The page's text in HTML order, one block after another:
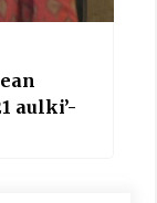
aulki’-